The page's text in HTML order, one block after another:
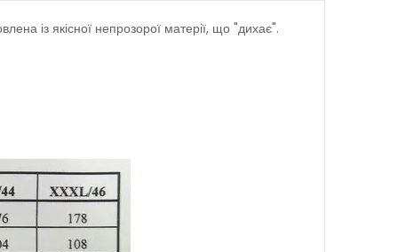
із якісної непрозорої матерії, що "дихає".